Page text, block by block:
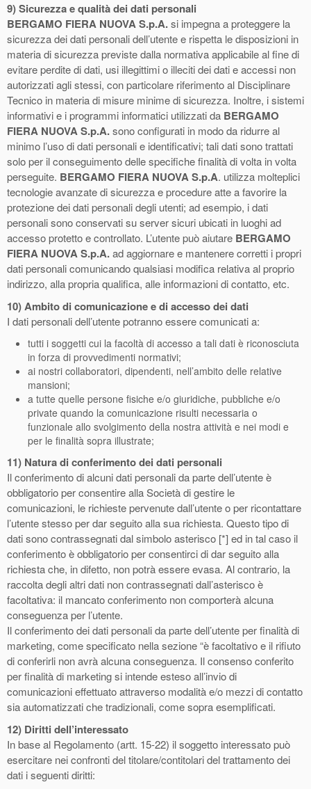
9)Sicurezza e qualità dei dati personali
BERGAMO FIERA NUOVA S.p.A.si impegna a proteggere la
sicurezza dei dati personali dell’utente e rispetta le disposizioni in
materia di sicurezza previste dalla normativa applicabile al fine di
evitare perdite di dati, usi illegittimi o illeciti dei dati e accessi non
autorizzati agli stessi, con particolare riferimento al Disciplinare
Tecnico in materia di misure minime di sicurezza. Inoltre, i sistemi
informativi e i programmi informatici utilizzati da BERGAMO
FIERA NUOVA S.p.A.sono configurati in modo da ridurre al
minimo l’uso di dati personali e identificativi; tali dati sono trattati
solo per il conseguimento delle specifiche finalità di volta in volta
perseguite. BERGAMO FIERA NUOVA S.p.A. utilizza molteplici
tecnologie avanzate di sicurezza e procedure atte a favorire la
protezione dei dati personali degli utenti; ad esempio, i dati
personali sono conservati su server sicuri ubicati in luoghi ad
accesso protetto e controllato. L’utente può aiutare BERGAMO
FIERA NUOVA S.p.A.ad aggiornare e mantenere corretti i propri
dati personali comunicando qualsiasi modifica relativa al proprio
indirizzo, alla propria qualifica, alle informazioni di contatto, etc.
10)Ambito di comunicazione e di accesso dei dati
I dati personali dell’utente potranno essere comunicati a:
tutti i soggetti cui la facoltà di accesso a tali dati è riconosciuta
in forza di provvedimenti normativi;
ai nostri collaboratori, dipendenti, nell’ambito delle relative
mansioni;
a tutte quelle persone fisiche e/o giuridiche, pubbliche e/o
private quando la comunicazione risulti necessaria o
funzionale allo svolgimento della nostra attività e nei modi e
per le finalità sopra illustrate;
11) Natura di conferimento dei dati personali
Il conferimento di alcuni dati personali da parte dell’utente è
obbligatorio per consentire alla Società di gestire le
comunicazioni, le richieste pervenute dall’utente o per ricontattare
l’utente stesso per dar seguito alla sua richiesta. Questo tipo di
dati sono contrassegnati dal simbolo asterisco [*] ed in tal caso il
conferimento è obbligatorio per consentirci di dar seguito alla
richiesta che, in difetto, non potrà essere evasa. Al contrario, la
raccolta degli altri dati non contrassegnati dall’asterisco è
facoltativa: il mancato conferimento non comporterà alcuna
conseguenza per l’utente.
Il conferimento dei dati personali da parte dell’utente per finalità di
marketing, come specificato nella sezione “è facoltativo e il rifiuto
di conferirli non avrà alcuna conseguenza. Il consenso conferito
per finalità di marketing si intende esteso all’invio di
comunicazioni effettuato attraverso modalità e/o mezzi di contatto
sia automatizzati che tradizionali, come sopra esemplificati.
12) Diritti dell’interessato
In base al Regolamento (artt. 15-22) il soggetto interessato può
esercitare nei confronti del titolare/contitolari del trattamento dei
dati i seguenti diritti: